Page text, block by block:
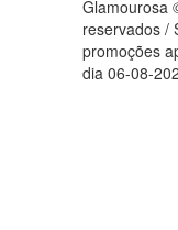
Glamourosa
reservados /
promoções
dia 06-08-